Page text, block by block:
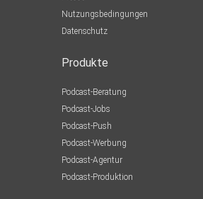
Nutzungsbedingungen
Datenschutz
Produkte
Podcast-Beratung
Podcast-Jobs
Podcast-Push
Podcast-Werbung
Podcast-Agentur
Podcast-Produktion